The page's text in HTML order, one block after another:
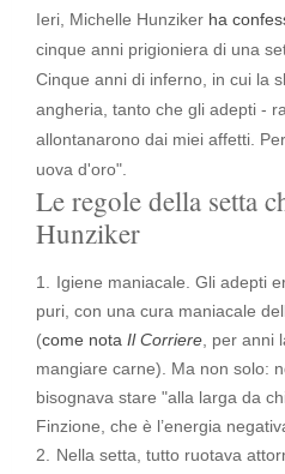
Ieri, Michelle Hunziker ha
cinque anni prigioniera di una
Cinque anni di inferno, in cui la
angheria, tanto che gli adepti -
allontanarono dai miei affetti.
uova d'oro".
Le regole della setta
Hunziker
Igiene maniacale. Gli adepti
puri, con una cura maniacale
(come nota Il Corriere, per anni
mangiare carne). Ma non solo:
bisognava stare "alla larga da
Finzione, che è l’energia
Nella setta, tutto ruotava